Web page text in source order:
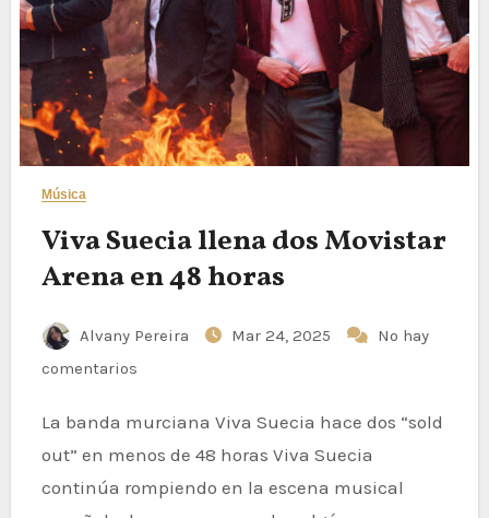
Música
Viva Suecia llena dos Movistar
Arena en 48 horas
Alvany Pereira Mar 24, 2025
No hay
comentarios
La banda murciana Viva Suecia hace dos “sold
out” en menos de 48 horas Viva Suecia
continúa rompiendo en la escena musical